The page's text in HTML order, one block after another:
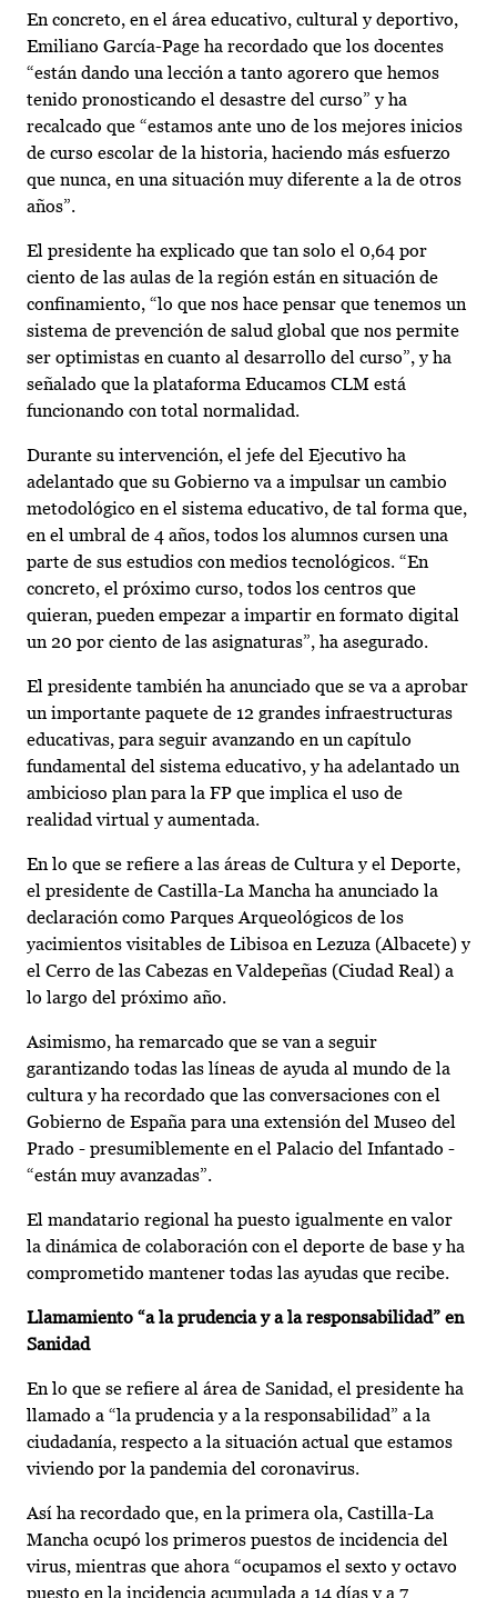
En concreto, en el área educativo, cultural y deportivo,
Emiliano García-Page ha recordado que los docentes
“están dando una lección a tanto agorero que hemos
tenido pronosticando el desastre del curso” y ha
recalcado que “estamos ante uno de los mejores inicios
de curso escolar de la historia, haciendo más esfuerzo
que nunca, en una situación muy diferente a la de otros
años”.
El presidente ha explicado que tan solo el 0,64 por
ciento de las aulas de la región están en situación de
confinamiento, “lo que nos hace pensar que tenemos un
sistema de prevención de salud global que nos permite
ser optimistas en cuanto al desarrollo del curso”, y ha
señalado que la plataforma Educamos CLM está
funcionando con total normalidad.
Durante su intervención, el jefe del Ejecutivo ha
adelantado que su Gobierno va a impulsar un cambio
metodológico en el sistema educativo, de tal forma que,
en el umbral de 4 años, todos los alumnos cursen una
parte de sus estudios con medios tecnológicos. “En
concreto, el próximo curso, todos los centros que
quieran, pueden empezar a impartir en formato digital
un 20 por ciento de las asignaturas”, ha asegurado.
El presidente también ha anunciado que se va a aprobar
un importante paquete de 12 grandes infraestructuras
educativas, para seguir avanzando en un capítulo
fundamental del sistema educativo, y ha adelantado un
ambicioso plan para la FP que implica el uso de
realidad virtual y aumentada.
En lo que se refiere a las áreas de Cultura y el Deporte,
el presidente de Castilla-La Mancha ha anunciado la
declaración como Parques Arqueológicos de los
yacimientos visitables de Libisoa en Lezuza (Albacete) y
el Cerro de las Cabezas en Valdepeñas (Ciudad Real) a
lo largo del próximo año.
Asimismo, ha remarcado que se van a seguir
garantizando todas las líneas de ayuda al mundo de la
cultura y ha recordado que las conversaciones con el
Gobierno de España para una extensión del Museo del
Prado - presumiblemente en el Palacio del Infantado -
“están muy avanzadas”.
El mandatario regional ha puesto igualmente en valor
la dinámica de colaboración con el deporte de base y ha
comprometido mantener todas las ayudas que recibe.
Llamamiento “a la prudencia y a la responsabilidad” en
Sanidad
En lo que se refiere al área de Sanidad, el presidente ha
llamado a “la prudencia y a la responsabilidad” a la
ciudadanía, respecto a la situación actual que estamos
viviendo por la pandemia del coronavirus.
Así ha recordado que, en la primera ola, Castilla-La
Mancha ocupó los primeros puestos de incidencia del
virus, mientras que ahora “ocupamos el sexto y octavo
puesto en la incidencia acumulada a 14 días y a 7